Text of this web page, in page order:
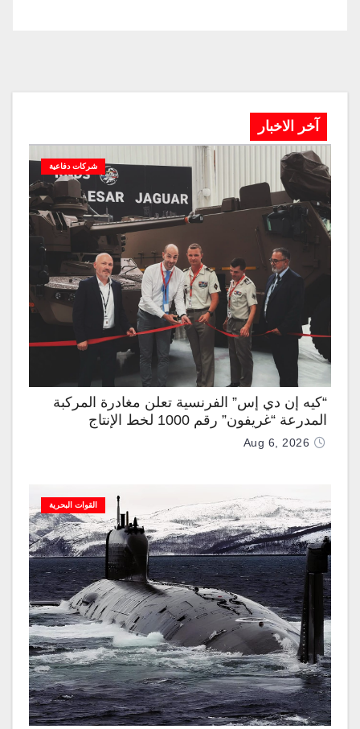
آخر الاخبار
شركات دفاعية
“كيه إن دي إس” الفرنسية تعلن مغادرة المركبة
المدرعة “غريفون” رقم 1000 لخط الإنتاج
Aug 6, 2026
القوات البحرية